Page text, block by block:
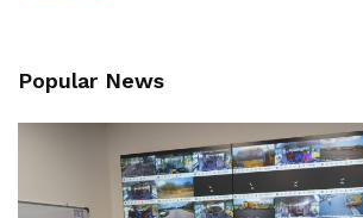
Popular News